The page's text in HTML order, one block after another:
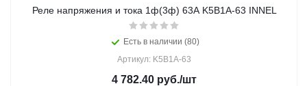
Реле напряжения и тока 1ф(3ф) 63A K5B1A-63 INNEL
Есть в наличии (80)
Артикул: K5B1A-63
4 782.40 руб./шт